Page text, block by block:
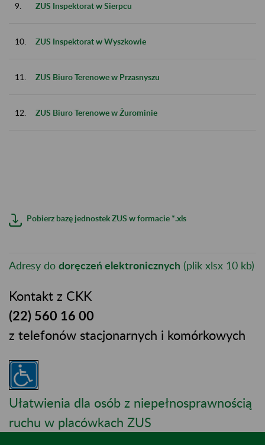
9. ZUS Inspektorat w Sierpcu
10. ZUS Inspektorat w Wyszkowie
11. ZUS Biuro Terenowe w Przasnyszu
12. ZUS Biuro Terenowe w Żurominie
Pobierz bazę jednostek ZUS w formacie *.xls
Adresy do doręczeń elektronicznych (plik xlsx 10 kb)
Kontakt z CKK
(22) 560 16 00
z telefonów stacjonarnych i komórkowych
Ułatwienia dla osób z niepełnosprawnością
ruchu w placówkach ZUS